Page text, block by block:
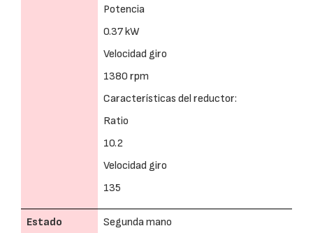
Potencia
0.37 kW
Velocidad giro
1380 rpm
Características del reductor:
Ratio
10.2
Velocidad giro
135
Estado Segunda mano